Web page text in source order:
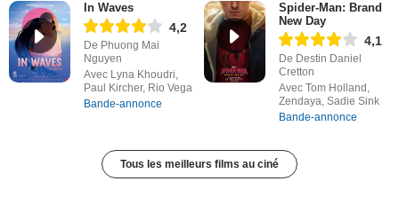
In Waves
4,2
De Phuong Mai
Nguyen
Avec Lyna Khoudri,
Paul Kircher, Rio Vega
Bande-annonce
Spider-Man: Brand
New Day
4,1
De Destin Daniel
Cretton
Avec Tom Holland,
Zendaya, Sadie Sink
Bande-annonce
Tous les meilleurs films au ciné